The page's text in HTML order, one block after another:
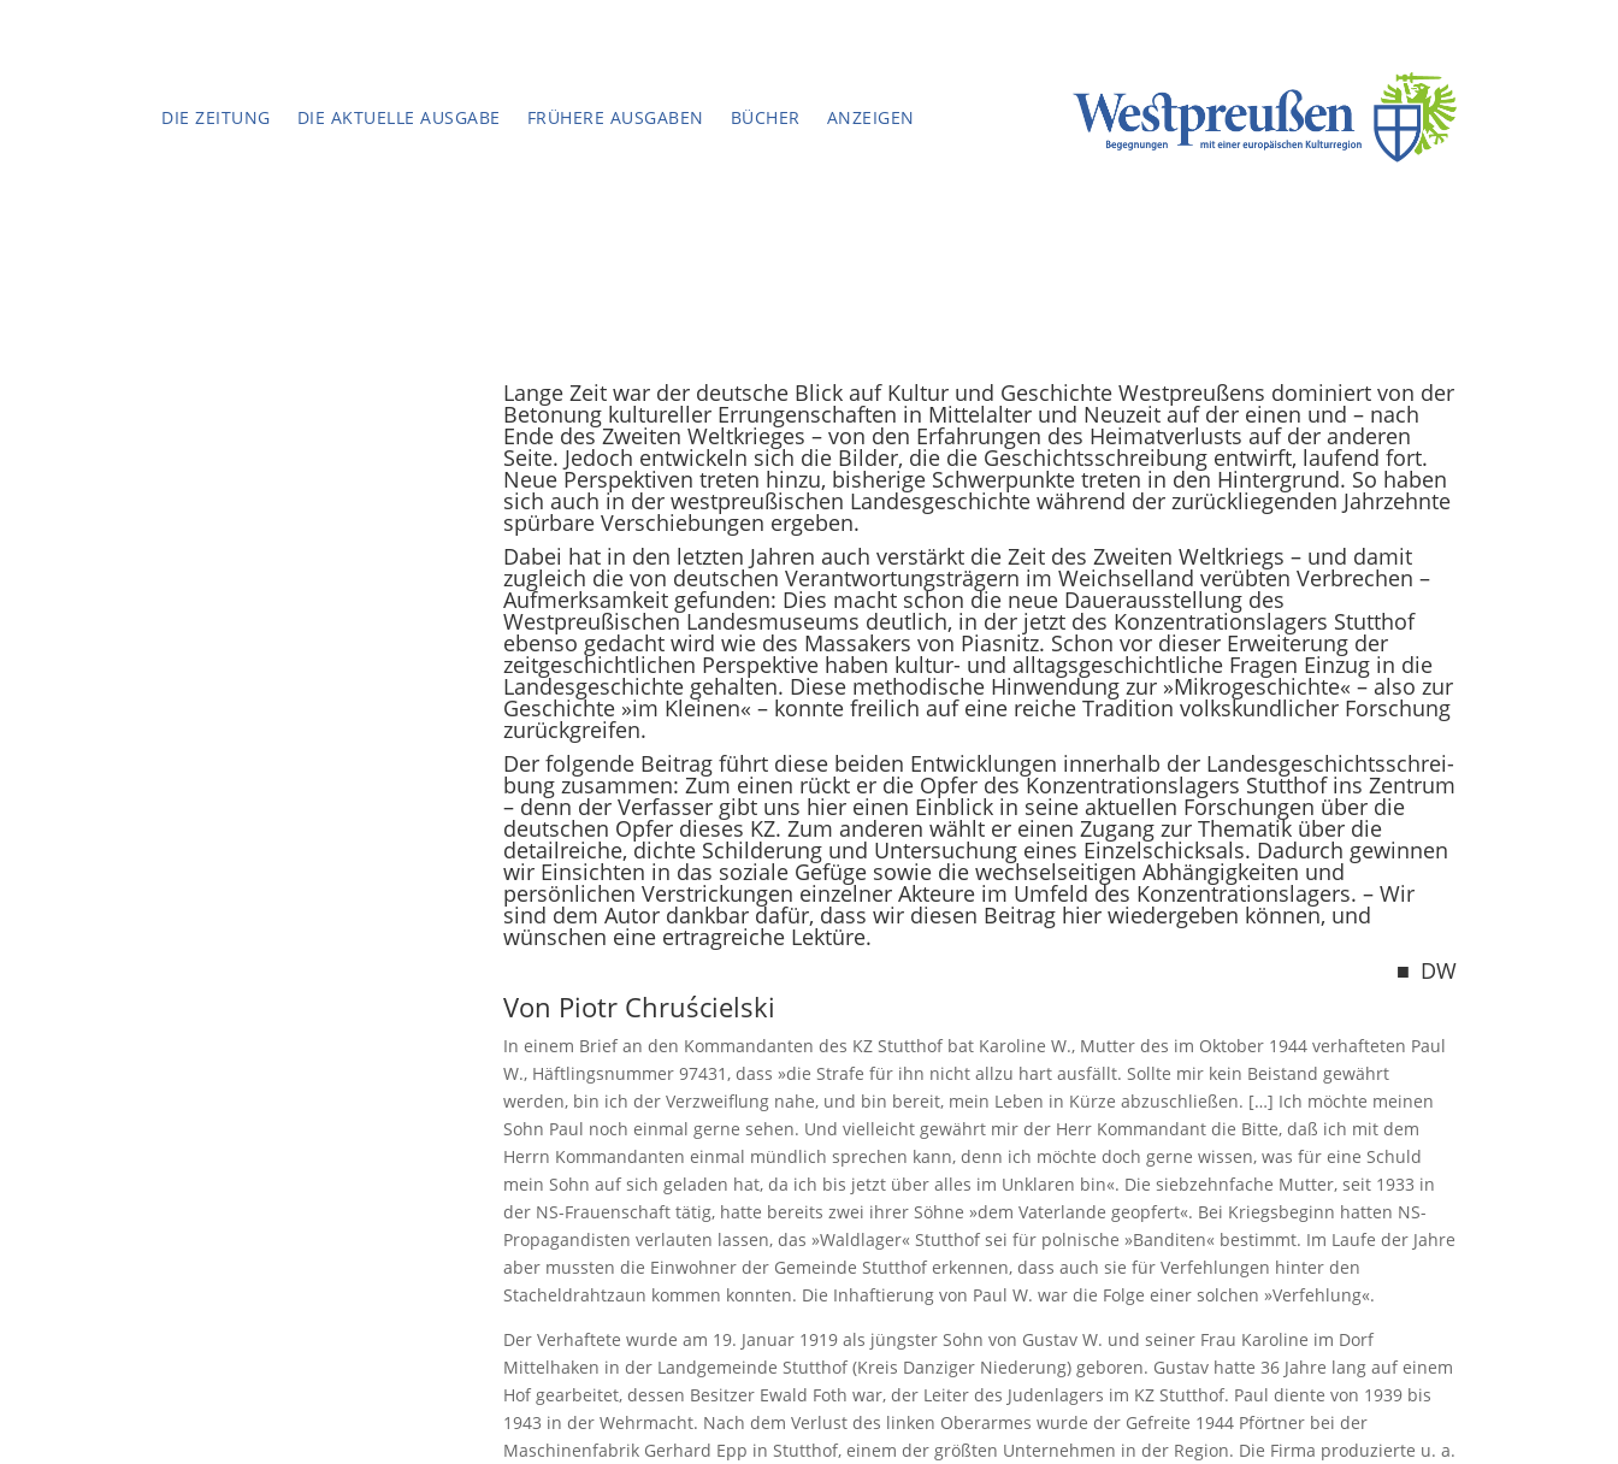
DIE ZEITUNG DIE AKTUELLE AUSGABE FRÜHERE AUSGABEN BÜCHER ANZEIGEN
Lange Zeit war der deutsche Blick auf Kultur und Geschichte Westpreußens dominiert von der
Betonung kultureller Errungenschaften in Mittelalter und Neuzeit auf der einen und – nach
Ende des Zweiten Weltkrieges – von den Erfahrungen des Heimatverlusts auf der anderen
Seite. Jedoch entwickeln sich die Bilder, die die Geschichtsschreibung entwirft, laufend fort.
Neue Perspektiven treten hinzu, bisherige Schwerpunkte treten in den Hintergrund. So haben
sich auch in der westpreußischen Landes­geschichte während der zurückliegenden Jahrzehnte
spürbare Verschiebungen ergeben.
Dabei hat in den letzten Jahren auch verstärkt die Zeit des Zweiten Weltkriegs – und damit
zugleich die von deutschen Verantwortungsträgern im Weichselland verübten Verbrechen –
Aufmerksamkeit gefunden: Dies macht schon die neue Dauerausstellung des
Westpreußischen Landes­museums deutlich, in der jetzt des Konzentrationslagers Stutthof
ebenso gedacht wird wie des Massakers von Piasnitz. Schon vor dieser Erweiterung der
zeitgeschichtlichen Perspektive haben kultur- und alltagsgeschichtliche Fragen Einzug in die
Landesgeschichte gehalten. Diese methodische Hinwendung zur »Mikrogeschichte« – also zur
Geschichte »im Kleinen« – konnte freilich auf eine reiche Tradition volkskundlicher Forschung
zurückgreifen.
Der folgende Beitrag führt diese beiden Entwicklungen innerhalb der Landesgeschichts­­schrei­
bung zusammen: Zum einen rückt er die Opfer des Konzentrationslagers Stutthof ins Zentrum
– denn der Verfasser gibt uns hier einen Einblick in seine aktuellen Forschungen über die
deutschen Opfer dieses KZ. Zum anderen wählt er einen Zugang zur Thematik über die
detailreiche, dichte Schilderung und Untersuchung eines Einzelschicksals. Dadurch gewinnen
wir Einsichten in das soziale Gefüge sowie die wechselseitigen Abhängigkeiten und
persönlichen Verstrickungen einzelner Akteure im Umfeld des Konzentrationslagers. – Wir
sind dem Autor dankbar dafür, dass wir diesen Beitrag hier wieder­geben können, und
wünschen eine ertragreiche Lektüre.
■ DW
Von Piotr Chruścielski
In einem Brief an den Kommandanten des KZ Stutthof bat Karoline W., Mutter des im Oktober 1944 verhafteten Paul
W., Häftlingsnummer 97431, dass »die Strafe für ihn nicht allzu hart ausfällt. Sollte mir kein Beistand gewährt
werden, bin ich der Verzweiflung nahe, und bin bereit, mein Leben in Kürze abzuschließen. […] Ich möchte meinen
Sohn Paul noch einmal gerne sehen. Und vielleicht gewährt mir der Herr Kommandant die Bitte, daß ich mit dem
Herrn Kommandanten einmal mündlich sprechen kann, denn ich möchte doch gerne wissen, was für eine Schuld
mein Sohn auf sich geladen hat, da ich bis jetzt über alles im Unklaren bin«. Die siebzehn­fache Mutter, seit 1933 in
der NS-Frauenschaft tätig, hatte bereits zwei ihrer Söhne »dem Vaterlande geopfert«. Bei Kriegsbeginn hatten NS-
Propagandisten verlauten lassen, das »Waldlager« Stutthof sei für polnische »Banditen« bestimmt. Im Laufe der Jahre
aber mussten die Einwohner der Gemeinde Stutthof erkennen, dass auch sie für Verfehlungen hinter den
Stacheldrahtzaun kommen konnten. Die Inhaftierung von Paul W. war die Folge einer solchen »Verfehlung«.
Der Verhaftete wurde am 19. Januar 1919 als jüngster Sohn von Gustav W. und seiner Frau Karoline im Dorf
Mittelhaken in der Land­gemeinde Stutthof (Kreis Danziger Niederung) geboren. Gustav hatte 36 Jahre lang auf einem
Hof gearbeitet, dessen Besitzer Ewald Foth war, der Leiter des Judenlagers im KZ Stutthof. Paul diente von 1939 bis
1943 in der Wehrmacht. Nach dem Verlust des linken Oberarmes wurde der Gefreite 1944 Pförtner bei der
Maschinenfabrik Gerhard Epp in Stutt­hof, ­einem der größten Unternehmen in der Region. Die Firma produzierte u. a.